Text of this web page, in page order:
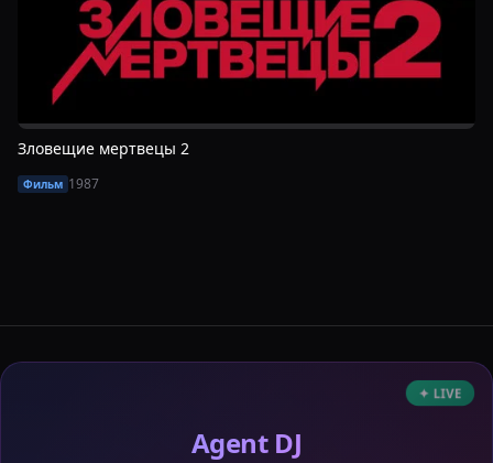
Зловещие мертвецы 2
Фильм 1987
✦ LIVE
Agent DJ